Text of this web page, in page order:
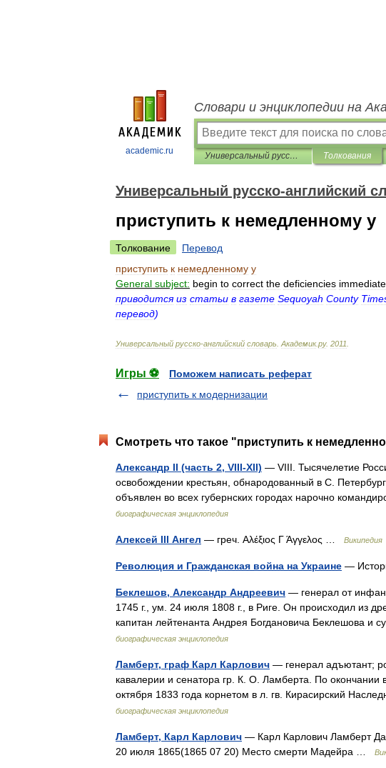
academic.ru
Словари и энциклопедии на
Универсальный русско-английский словарь Толкования
Универсальный русско-английский
приступить к немедленному у
Толкование
Перевод
приступить к немедленному у
General subject: begin to correct the deficiencies
приводится из статьи в газете Sequoyah County
перевод)
Универсальный русско-английский словарь Академик.ру. 2011
Игры ⚽
Поможем написать реферат
приступить к модернизации
Смотреть что такое "приступить к
Александр II (часть 2, VIII-XII) — VIII. Тысячелетие
освобождении крестьян, обнародованный в С.
объявлен во всех губернских городах нарочно
биографическая энциклопедия
Алексей III Ангел — греч. Αλέξιος Γ Άγγελος … Википедия
Революция и Гражданская война на Украине —
Беклешов, Александр Андреевич — генерал от
1745 г., ум. 24 июля 1808 г., в Риге. Он происходил из
капитан лейтенанта Андрея Богдановича Беклешова
биографическая энциклопедия
Ламберт, граф Карл Карлович — генерал адъютант;
кавалерии и сенатора гр. К. О. Ламберта. По
октября 1833 года корнетом в л. гв. Кирасирский
биографическая энциклопедия
Ламберт, Карл Карлович — Карл Карлович Ламберт
20 июля 1865(1865 07 20) Место смерти Мадейра …